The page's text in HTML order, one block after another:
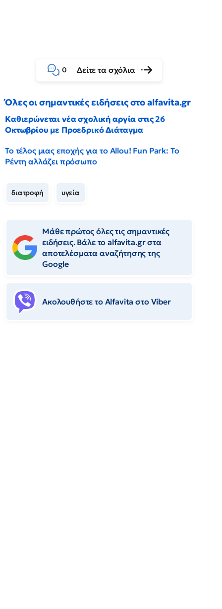
0 Δείτε τα σχόλια
Όλες οι σημαντικές ειδήσεις στο alfavita.gr
Καθιερώνεται νέα σχολική αργία στις 26
Οκτωβρίου με Προεδρικό Διάταγμα
Το τέλος μιας εποχής για το Allou! Fun Park: Το
Ρέντη αλλάζει πρόσωπο
διατροφή υγεία
Μάθε πρώτος όλες τις σημαντικές
ειδήσεις. Βάλε το alfavita.gr στα
αποτελέσματα αναζήτησης της
Google
Ακολουθήστε το Αlfavita στο Viber